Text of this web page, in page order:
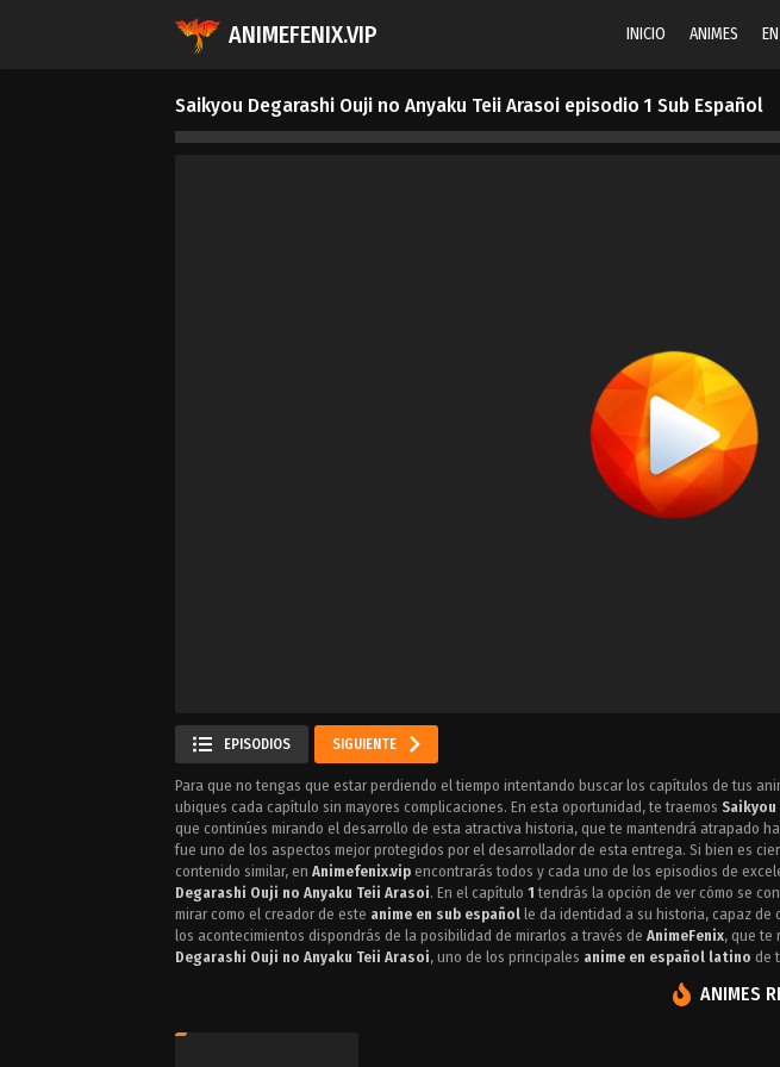
ANIMEFENIX.VIP INICIO ANIMES
Saikyou Degarashi Ouji no Anyaku Teii Arasoi episodio 1 Sub Español
EPISODIOS SIGUIENTE
Para que no tengas que estar perdiendo el tiempo intentando buscar los capítulos de tus
ubiques cada capítulo sin mayores complicaciones. En esta oportunidad, te traemos
que continúes mirando el desarrollo de esta atractiva historia, que te mantendrá atrapado
fue uno de los aspectos mejor protegidos por el desarrollador de esta entrega. Si bien es
contenido similar, en Animefenix.vip encontrarás todos y cada uno de los episodios de
Degarashi Ouji no Anyaku Teii Arasoi. En el capítulo 1 tendrás la opción de ver cómo se
mirar como el creador de este anime en sub español le da identidad a su historia, capaz de
los acontecimientos dispondrás de la posibilidad de mirarlos a través de AnimeFenix, que te
Degarashi Ouji no Anyaku Teii Arasoi, uno de los principales anime en español latino de
ANIMES